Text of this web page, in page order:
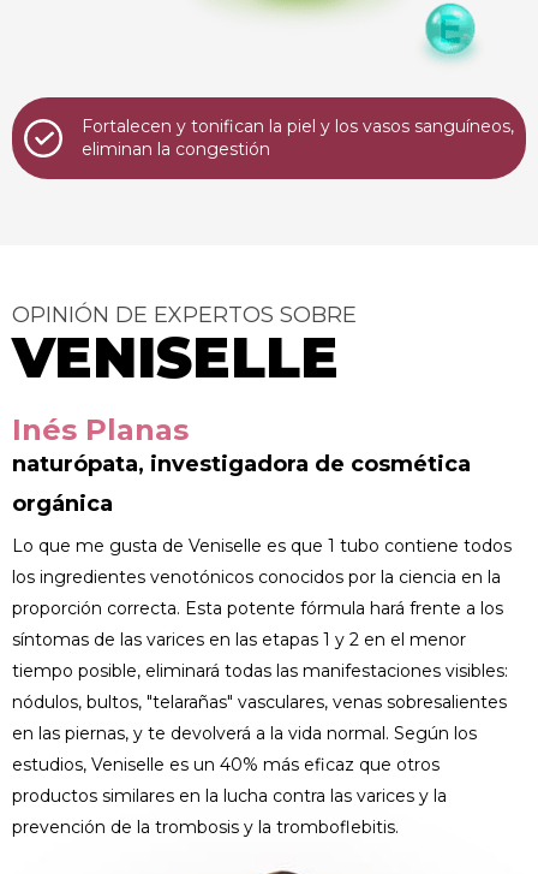
Fortalecen y tonifican la piel y los vasos sanguíneos,
eliminan la congestión
OPINIÓN DE EXPERTOS SOBRE
VENISELLE
Inés Planas
naturópata, investigadora de cosmética
orgánica
Lo que me gusta de Veniselle es que 1 tubo contiene todos
los ingredientes venotónicos conocidos por la ciencia en la
proporción correcta. Esta potente fórmula hará frente a los
síntomas de las varices en las etapas 1 y 2 en el menor
tiempo posible, eliminará todas las manifestaciones visibles:
nódulos, bultos, "telarañas" vasculares, venas sobresalientes
en las piernas, y te devolverá a la vida normal. Según los
estudios, Veniselle es un 40% más eficaz que otros
productos similares en la lucha contra las varices y la
prevención de la trombosis y la tromboflebitis.